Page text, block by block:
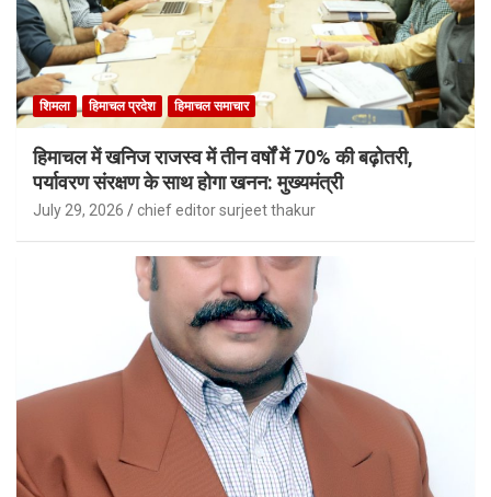
शिमला हिमाचल प्रदेश हिमाचल समाचार
हिमाचल में खनिज राजस्व में तीन वर्षों में 70% की बढ़ोतरी,
पर्यावरण संरक्षण के साथ होगा खनन: मुख्यमंत्री
July 29, 2026 chief editor surjeet thakur